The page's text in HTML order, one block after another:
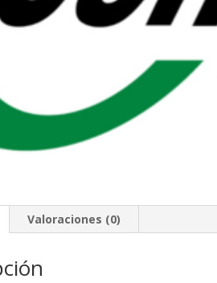
Valoraciones (0)